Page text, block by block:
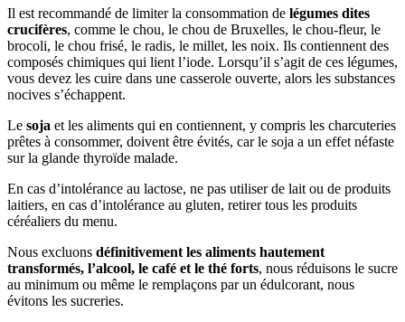
Il est recommandé de limiter la consommation de légumes dites
crucifères, comme le chou, le chou de Bruxelles, le chou-fleur, le
brocoli, le chou frisé, le radis, le millet, les noix. Ils contiennent des
composés chimiques qui lient l’iode. Lorsqu’il s’agit de ces légumes,
vous devez les cuire dans une casserole ouverte, alors les substances
nocives s’échappent.
Le soja et les aliments qui en contiennent, y compris les charcuteries
prêtes à consommer, doivent être évités, car le soja a un effet néfaste
sur la glande thyroïde malade.
En cas d’intolérance au lactose, ne pas utiliser de lait ou de produits
laitiers, en cas d’intolérance au gluten, retirer tous les produits
céréaliers du menu.
Nous excluons définitivement les aliments hautement
transformés, l’alcool, le café et le thé forts, nous réduisons le sucre
au minimum ou même le remplaçons par un édulcorant, nous
évitons les sucreries.